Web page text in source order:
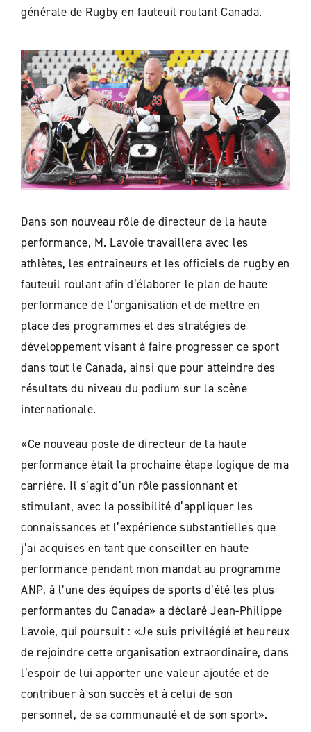
générale de Rugby en fauteuil roulant Canada.
Dans son nouveau rôle de directeur de la haute
performance, M. Lavoie travaillera avec les
athlètes, les entraîneurs et les officiels de rugby en
fauteuil roulant afin d’élaborer le plan de haute
performance de l’organisation et de mettre en
place des programmes et des stratégies de
développement visant à faire progresser ce sport
dans tout le Canada, ainsi que pour atteindre des
résultats du niveau du podium sur la scène
internationale.
«Ce nouveau poste de directeur de la haute
performance était la prochaine étape logique de ma
carrière. Il s’agit d’un rôle passionnant et
stimulant, avec la possibilité d’appliquer les
connaissances et l’expérience substantielles que
j’ai acquises en tant que conseiller en haute
performance pendant mon mandat au programme
ANP, à l’une des équipes de sports d’été les plus
performantes du Canada» a déclaré Jean-Philippe
Lavoie, qui poursuit : «Je suis privilégié et heureux
de rejoindre cette organisation extraordinaire, dans
l’espoir de lui apporter une valeur ajoutée et de
contribuer à son succès et à celui de son
personnel, de sa communauté et de son sport».